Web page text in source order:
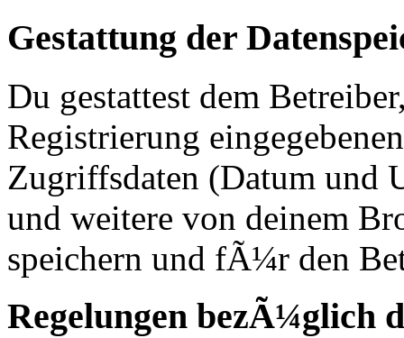
Gestattung der
Du gestattest dem
Registrierung
Zugriffsdaten (Datum und
und weitere von deinem
speichern und fÃ¼r den
Regelungen bezÃ¼glich